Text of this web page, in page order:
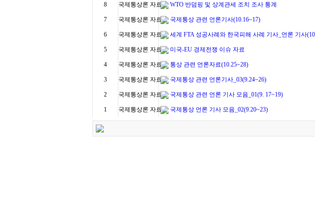
8 국제통상론 자료실 WTO 반덤핑 및 상계관세 조치 조사 통계
7 국제통상론 자료실 국제통상 관련 언론기사(10.16~17)
6 국제통상론 자료실 세계 FTA 성공사례와 한국피해 사례 기사_언론 기사
5 국제통상론 자료실 미국-EU 경제전쟁 이슈 자료
4 국제통상론 자료실 통상 관련 언론자료(10.25~28)
3 국제통상론 자료실 국제통상 관련 언론기사_03(9.24~26)
2 국제통상론 자료실 국제통상 관련 언론 기사 모음_01(9. 17~19)
1 국제통상론 자료실 국제통상 언론 기사 모음_02(9.20~23)